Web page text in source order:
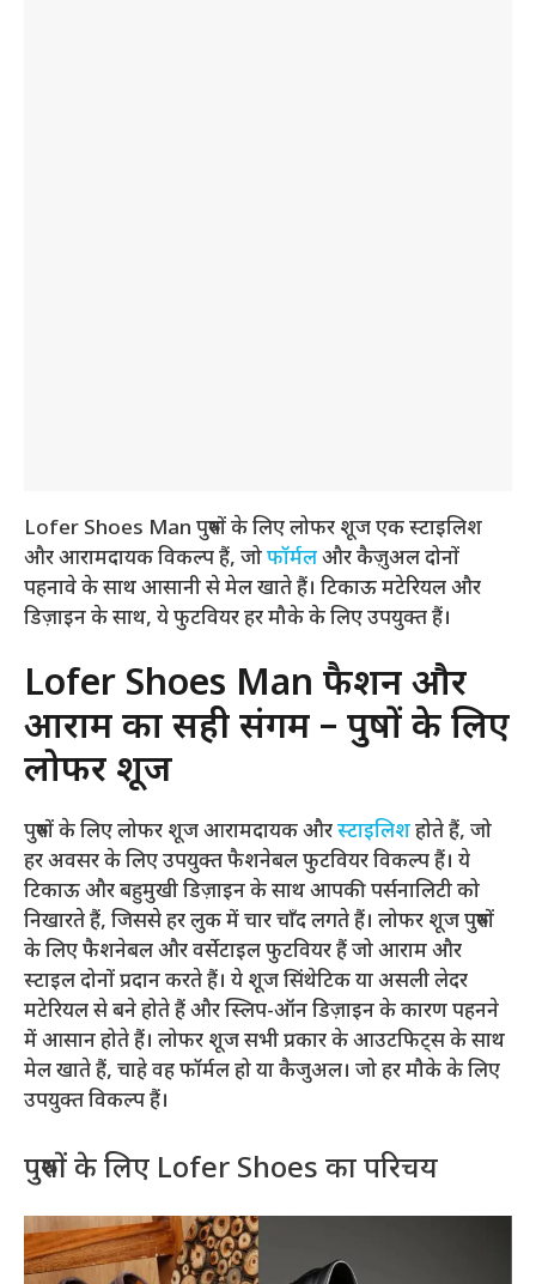
Lofer Shoes Man पुरुषों के लिए लोफर शूज एक स्टाइलिश
और आरामदायक विकल्प हैं, जोफॉर्मलऔर कैज़ुअल दोनों
पहनावे के साथ आसानी से मेल खाते हैं। टिकाऊ मटेरियल और
डिज़ाइन के साथ, ये फुटवियर हर मौके के लिए उपयुक्त हैं।
Lofer Shoes Man फैशन और
आराम का सही संगम – पुरुषों के लिए
लोफर शूज
पुरुषों के लिए लोफर शूज आरामदायक औरस्टाइलिशहोते हैं, जो
हर अवसर के लिए उपयुक्त फैशनेबल फुटवियर विकल्प हैं। ये
टिकाऊ और बहुमुखी डिज़ाइन के साथ आपकी पर्सनालिटी को
निखारते हैं, जिससे हर लुक में चार चाँद लगते हैं। लोफर शूज पुरुषों
के लिए फैशनेबल और वर्सेटाइल फुटवियर हैं जो आराम और
स्टाइल दोनों प्रदान करते हैं। ये शूज सिंथेटिक या असली लेदर
मटेरियल से बने होते हैं और स्लिप-ऑन डिज़ाइन के कारण पहनने
में आसान होते हैं। लोफर शूज सभी प्रकार के आउटफिट्स के साथ
मेल खाते हैं, चाहे वह फॉर्मल हो या कैजुअल। जो हर मौके के लिए
उपयुक्त विकल्प हैं।
पुरुषों के लिए Lofer Shoes का परिचय